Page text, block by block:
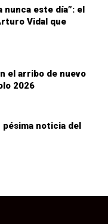
nunca este día”: el
Vidal que
el arribo de nuevo
2026
pésima noticia del